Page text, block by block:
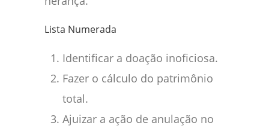
Lista Numerada
Identificar a doação inoficiosa.
Fazer o cálculo do patrimônio
total.
Ajuizar a ação de anulação no